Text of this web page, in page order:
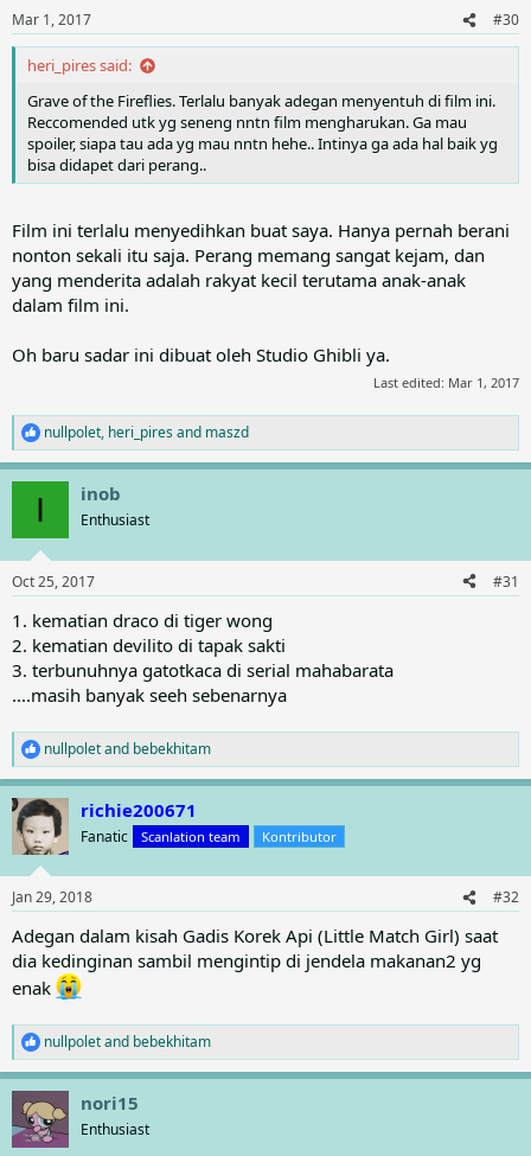
n
s
:
Mar 1, 2017 #30
heri_pires said:
Grave of the Fireflies. Terlalu banyak adegan menyentuh di film ini.
Reccomended utk yg seneng nntn film mengharukan. Ga mau
spoiler, siapa tau ada yg mau nntn hehe.. Intinya ga ada hal baik yg
bisa didapet dari perang..
Film ini terlalu menyedihkan buat saya. Hanya pernah berani
nonton sekali itu saja. Perang memang sangat kejam, dan
yang menderita adalah rakyat kecil terutama anak-anak
dalam film ini.
Oh baru sadar ini dibuat oleh Studio Ghibli ya.
Last edited: Mar 1, 2017
R
e
a
i
n
s
nullpolet, heri_piresand maszd
I inob
Enthusiast
Oct 25, 2017 #31
1. kematian draco di tiger wong
2. kematian devilito di tapak sakti
3. terbunuhnya gatotkaca di serial mahabarata
....masih banyak seeh sebenarnya
R
e
a
c
t
i
s
nullpoletand bebekhitam
richie200671
Fanatic Scanlation team Kontributor
Jan 29, 2018 #32
Adegan dalam kisah Gadis Korek Api (Little Match Girl) saat
dia kedinginan sambil mengintip di jendela makanan2 yg
enak
R
e
a
c
t
i
nullpoletand bebekhitam
nori15
Enthusiast